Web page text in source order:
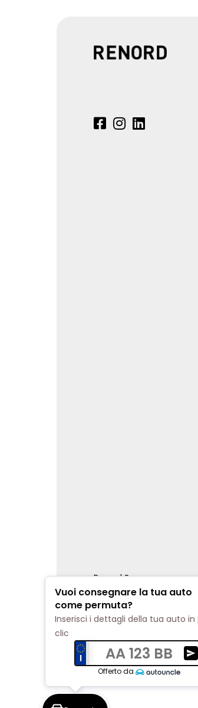
Renord S.p.a.
REA Milano 810796 |
Cookie Policy
Privacy Policy
Impostazioni di
Vuoi consegnare la tua auto
come permuta?
Inserisci i dettagli della tua auto in
clic
AA 123 BB
Offerto da